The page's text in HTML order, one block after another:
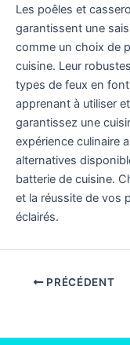
Les poêles et
garantissent une
comme un choix de
cuisine. Leur
types de feux en
apprenant à utiliser
garantissez une
expérience culinaire
alternatives
batterie de cuisine.
et la réussite de vos
éclairés.
PRÉCÉDENT